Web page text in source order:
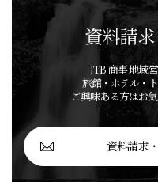
資料請
JTB 商事 地域
旅館・ホテル・
ご興味ある方はお
資料請求